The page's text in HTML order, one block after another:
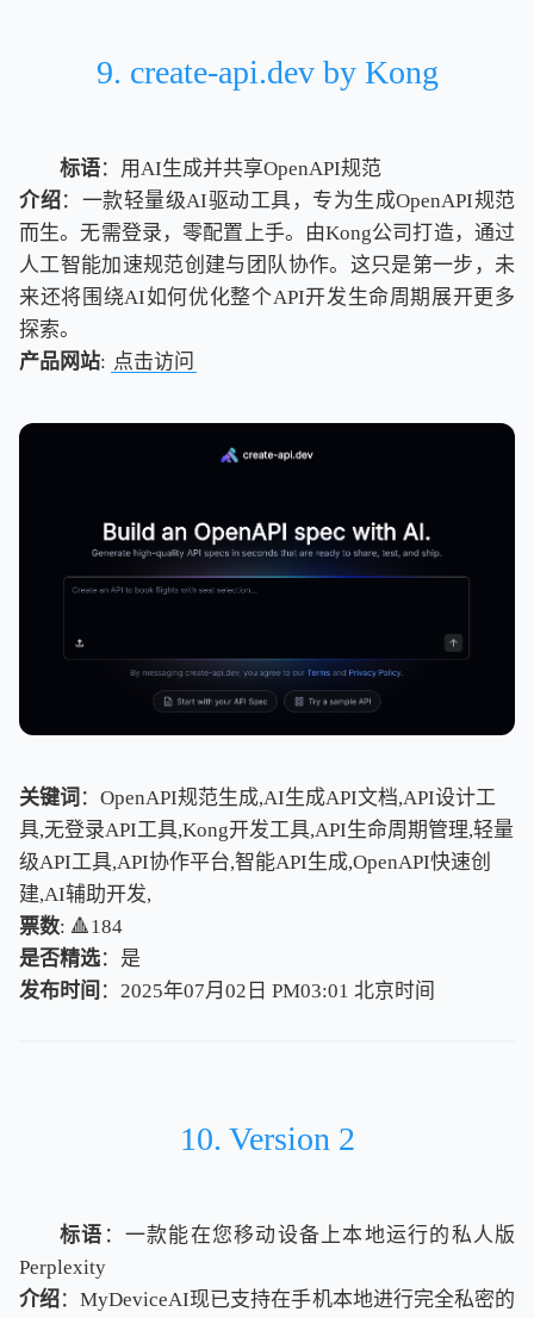
9. create-api.dev by Kong
标语：用AI生成并共享OpenAPI规范
介绍：一款轻量级AI驱动工具，专为生成OpenAPI规范
而生。无需登录，零配置上手。由Kong公司打造，通过
人工智能加速规范创建与团队协作。这只是第一步，未
来还将围绕AI如何优化整个API开发生命周期展开更多
探索。
产品网站: 点击访问
关键词 ：OpenAPI规范生成,AI生成API文档,API设计工
具,无登录API工具,Kong开发工具,API生命周期管理,轻量
级API工具,API协作平台,智能API生成,OpenAPI快速创
建,AI辅助开发,
票数: 🔺184
是否精选：是
发布时间 ：2025年07月02日 PM03:01 北京时间
北京时间
10. Version 2
标语 ：一款能在您移动设备上本地运行的私人版
Perplexity
介绍：MyDeviceAI现已支持在手机本地进行完全私密的